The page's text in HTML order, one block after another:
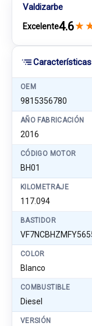
OEM
9815356780
AÑO FABRICACIÓN
2016
CÓDIGO MOTOR
BH01
KILOMETRAJE
117.094
BASTIDOR
COLOR
Blanco
COMBUSTIBLE
Diesel
VERSIÓN
Valdizarbe
Excelente4.6★